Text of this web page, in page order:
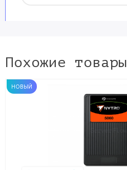
Похожие товары
НОВЫЙ